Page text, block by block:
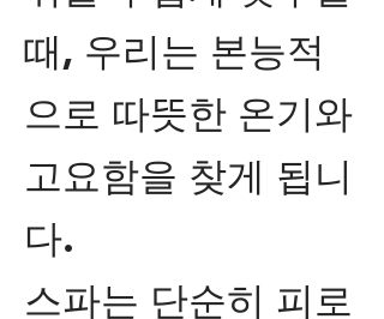
때, 우리는 본능적
으로 따뜻한 온기와
고요함을 찾게 됩니
다.
스파는 단순히 피로